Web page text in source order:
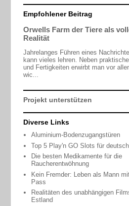
Empfohlener Beitrag
Orwells Farm der Tiere als
Realität
Jahrelanges Führen eines
kann vieles lehren. Neben
und Fertigkeiten erwirbt man vor
wic...
Projekt unterstützen
Diverse Links
Aluminium-Bodenzugangstüren
Top 5 Play'n GO Slots für
Die besten Medikamente für die
Raucherentwöhnung
Kein Fremder: Leben als Mann
Pass
Realitäten des unabhängigen
Estland